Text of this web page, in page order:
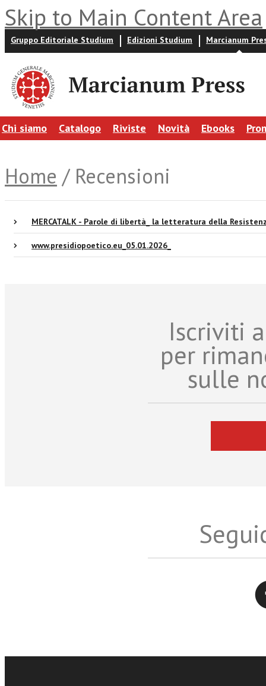
Skip to Main Content Area
Gruppo Editoriale Studium Edizioni Studium Marcianum
Chi siamo Catalogo Riviste Novità Ebooks
Home / Recensioni
MERCATALK - Parole di libertà_ la letteratura della
www.presidiopoetico.eu_05.01.2026_
Iscriviti
per
sulle